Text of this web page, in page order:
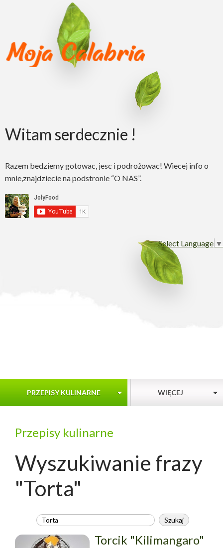
Witam serdecznie !
Razem bedziemy gotowac, jesc i podrożowac! Wiecej info o
mnie,znajdziecie na podstronie “O NAS”.
Select Language ▼
PRZEPISY KULINARNE WIĘCEJ
Przepisy kulinarne
Wyszukiwanie frazy
"Torta"
Torcik "Kilimangaro"